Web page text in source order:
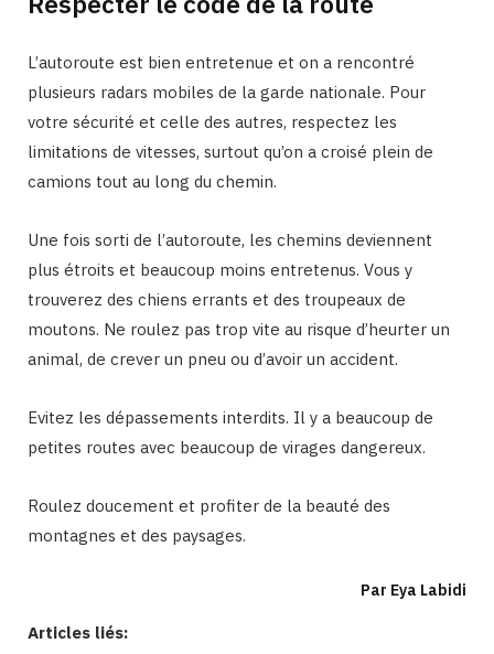
L’autoroute est bien entretenue et on a rencontré
plusieurs radars mobiles de la garde nationale. Pour
votre sécurité et celle des autres, respectez les
limitations de vitesses, surtout qu’on a croisé plein de
camions tout au long du chemin.
Une fois sorti de l’autoroute, les chemins deviennent
plus étroits et beaucoup moins entretenus. Vous y
trouverez des chiens errants et des troupeaux de
moutons. Ne roulez pas trop vite au risque d’heurter un
animal, de crever un pneu ou d’avoir un accident.
Evitez les dépassements interdits. Il y a beaucoup de
petites routes avec beaucoup de virages dangereux.
Roulez doucement et profiter de la beauté des
montagnes et des paysages.
Par Eya Labidi
Articles liés: